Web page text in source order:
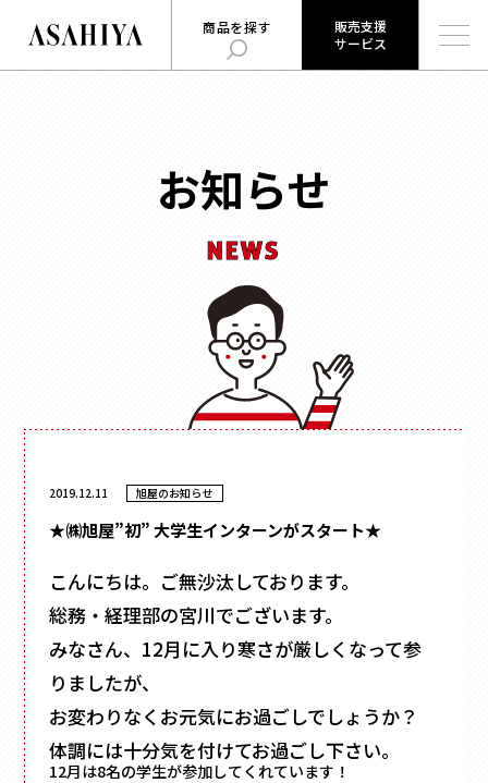
商品を探す
販売支援
サービス
ハコまじめさんに相談だ！
Q&A
ジュエリー
雑貨
フラワー
ウェディング・ブライダル
ギフト
アクセサリー
コスメ
アパレル
食品
フルーツ
お酒
お茶
ステイショナリー
保管箱
形状 で探す
角箱
インロー式
マウント型
BOOK型
多角形
家型
バック型
カゴ型
ドーム型
材質
紙
サテン
レザー
合成
ベロア
スエード
クリアケース
プラスチック
木箱
販売支援サービスとは
お知らせ
お問い合わせ
会社概要
採用情報
tel.095-882-1230
メールでお問い合わせ
お知らせ
NEWS
2019.12.11 旭屋のお知らせ
こんにちは。ご無沙汰しております。
総務・経理部の宮川でございます。
みなさん、12月に入り寒さが厳しくなって参
りましたが、
お変わりなくお元気にお過ごしでしょうか？
体調には十分気を付けてお過ごし下さい。
12月は8名の学生が参加してくれています！